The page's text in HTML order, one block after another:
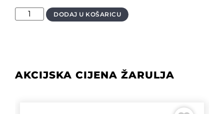
DODAJ U KOŠARICU
AKCIJSKA CIJENA ŽARULJA